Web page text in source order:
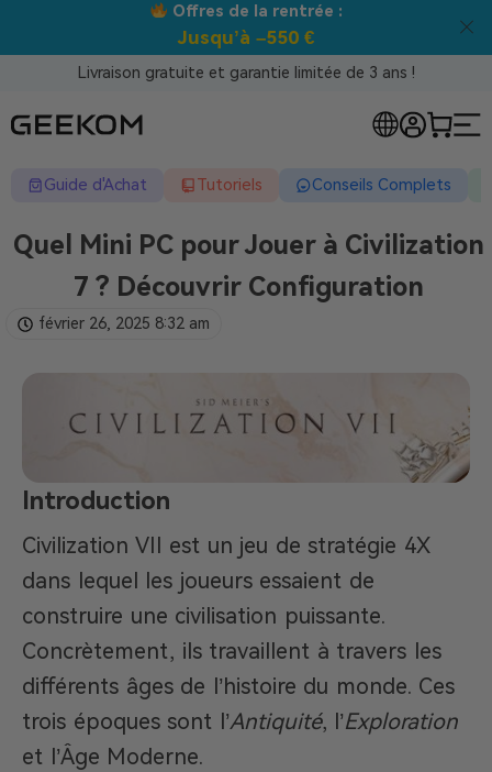
Meilleur prix
Livraison gratuite et garantie limitée de 3 ans !
Guide d'Achat Tutoriels Conseils Complets
Quel Mini PC pour Jouer à Civilization
7 ? Découvrir Configuration
février 26, 2025 8:32 am
Introduction
Civilization VII est un jeu de stratégie 4X
dans lequel les joueurs essaient de
construire une civilisation puissante.
Concrètement, ils travaillent à travers les
différents âges de l’histoire du monde. Ces
trois époques sont l’Antiquité, l’Exploration
et l’Âge Moderne.